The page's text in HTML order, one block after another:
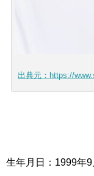
出典元：https://
生年月日：1999年9